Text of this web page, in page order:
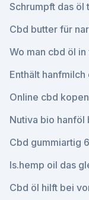
Schrumpft das öl
Cbd butter für
Wo man cbd öl
Enthält hanfmilch
Online cbd kopen
Nutiva bio hanföl
Cbd gummiartig
Is.hemp oil das
Cbd öl hilft bei